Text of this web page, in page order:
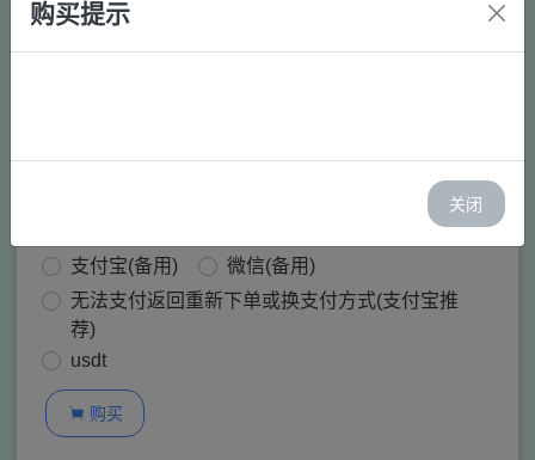
邮箱:
+
支付宝(备用)
微信(备用)
无法支付返回重新下单或换支付方式(支付宝推
荐)
usdt
 购买
购买提示
关闭